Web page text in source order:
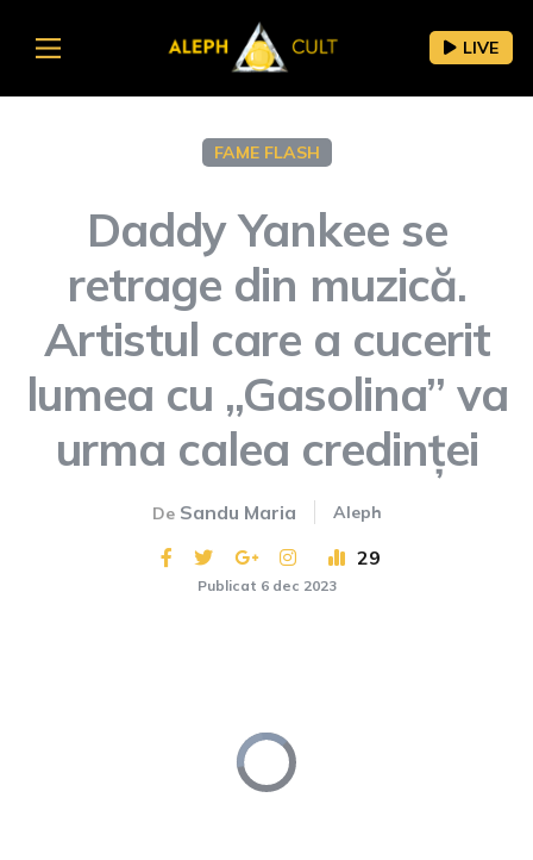
LIVE
FAME FLASH
Daddy Yankee se
retrage din muzică.
Artistul care a cucerit
lumea cu „Gasolina” va
urma calea credinței
De Sandu Maria Aleph
29
Publicat 6 dec 2023
Video
Player
is
loading.